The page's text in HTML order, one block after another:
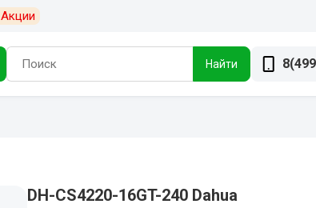
Акции
Найти
DH-CS4220-16GT-240 Dahua